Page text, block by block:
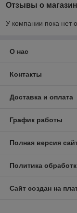
Отзывы о
У компании пока нет
О нас
Контакты
Доставка и оплата
График работы
Полная версия
Политика
Сайт создан на